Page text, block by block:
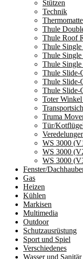
Stützen
Technik
Thule
Thule Roof
Thule Single
Thule
Thule
Thule Slide-
Thule Slide-
Thule Slide-
Toter Winkel
Truma
Tür/
WS 3000
WS 3000
WS 3000
Fenster/
Gas
Heizen
Kühlen
Markisen
Multimedia
Outdoor
Schutzausrüstung
Sport und Spiel
Verschiedenes
Wasser und Sanitär